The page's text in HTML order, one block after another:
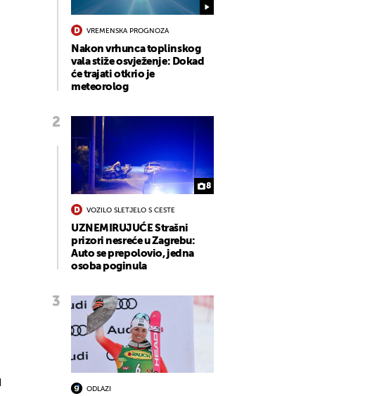
VREMENSKA PROGNOZA
Nakon vrhunca toplinskog
vala stiže osvježenje: Dokad
će trajati otkrio je
meteorolog
8
VOZILO SLETJELO S CESTE
UZNEMIRUJUĆE Strašni
prizori nesreće u Zagrebu:
Auto se prepolovio, jedna
osoba poginula
ODLAZI